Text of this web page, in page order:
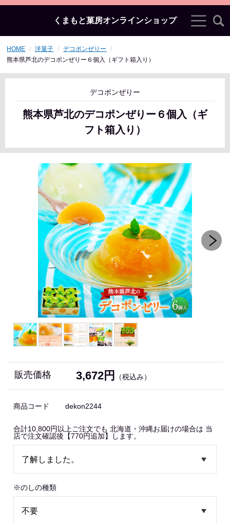
くまもと菓房オンラインショップ
HOME 洋菓子
デコポンぜりー
熊本県芦北のデコポンぜりー６個入（ギフト箱入り）
デコポンぜりー
熊本県芦北のデコポンぜりー６個入（ギ
フト箱入り）
販売価格 3,672円 （税込み）
商品コード dekon2244
合計10,800円以上ご注文でも 北海道・沖縄お届けの場合は 当
店で注文確認後【770円追加】します。
※のしの種類